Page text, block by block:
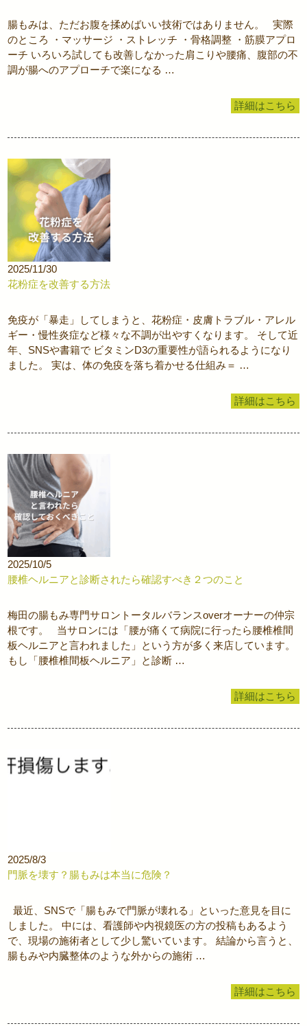
腸もみは、ただお腹を揉めばいい技術ではありません。 実際
のところ ・マッサージ ・ストレッチ ・骨格調整 ・筋膜アプロ
ーチ いろいろ試しても改善しなかった肩こりや腰痛、腹部の不
調が腸へのアプローチで楽になる …
詳細はこちら
2025/11/30
花粉症を改善する方法
免疫が「暴走」してしまうと、花粉症・皮膚トラブル・アレル
ギー・慢性炎症など様々な不調が出やすくなります。 そして近
年、SNSや書籍で ビタミンD3の重要性が語られるようになり
ました。 実は、体の免疫を落ち着かせる仕組み＝ …
詳細はこちら
2025/10/5
腰椎ヘルニアと診断されたら確認すべき２つのこと
梅田の腸もみ専門サロントータルバランスoverオーナーの仲宗
根です。 当サロンには「腰が痛くて病院に行ったら腰椎椎間
板ヘルニアと言われました」という方が多く来店しています。
もし「腰椎椎間板ヘルニア」と診断 …
詳細はこちら
2025/8/3
門脈を壊す？腸もみは本当に危険？
最近、SNSで「腸もみで門脈が壊れる」といった意見を目に
しました。 中には、看護師や内視鏡医の方の投稿もあるよう
で、現場の施術者として少し驚いています。 結論から言うと、
腸もみや内臓整体のような外からの施術 …
詳細はこちら